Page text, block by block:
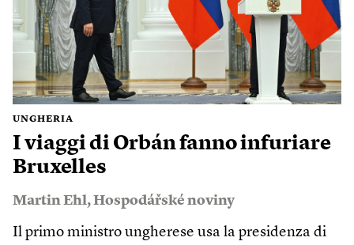
UNGHERIA
I viaggi di Orbán fanno infuriare
Bruxelles
Martin Ehl ,Hospodářské noviny
Il primo ministro ungherese usa la presidenza di